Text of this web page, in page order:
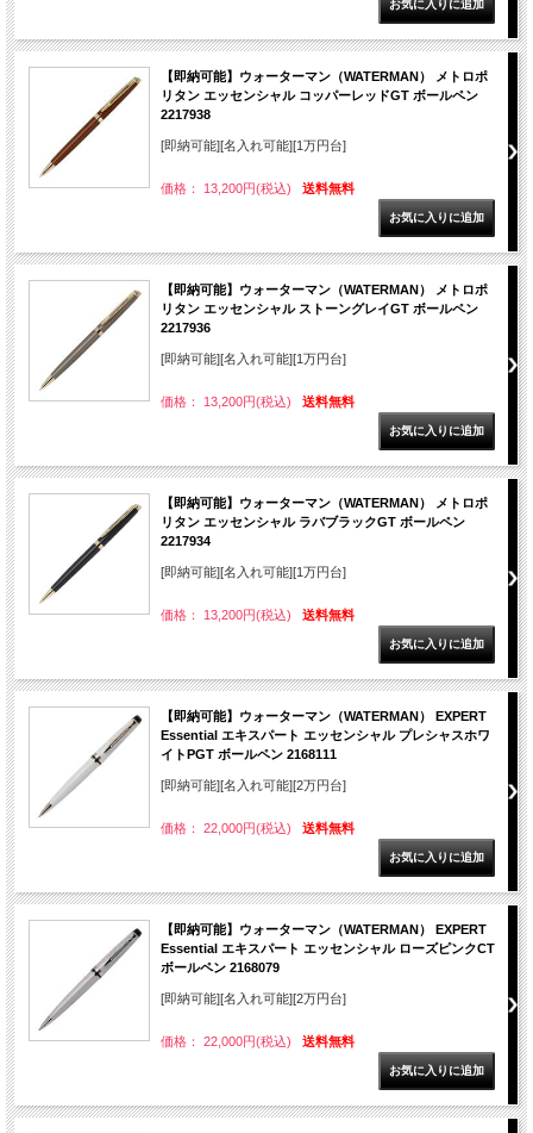
【即納可能】ウォーターマン（WATERMAN） メトロポ
リタン エッセンシャル コッパーレッドGT ボールペン
2217938
[即納可能][名入れ可能][1万円台]
価格： 13,200円(税込) 送料無料
【即納可能】ウォーターマン（WATERMAN） メトロポ
リタン エッセンシャル ストーングレイGT ボールペン
2217936
[即納可能][名入れ可能][1万円台]
価格： 13,200円(税込) 送料無料
【即納可能】ウォーターマン（WATERMAN） メトロポ
リタン エッセンシャル ラバブラックGT ボールペン
2217934
[即納可能][名入れ可能][1万円台]
価格： 13,200円(税込) 送料無料
【即納可能】ウォーターマン（WATERMAN） EXPERT
Essential エキスパート エッセンシャル プレシャスホワ
イトPGT ボールペン 2168111
[即納可能][名入れ可能][2万円台]
価格： 22,000円(税込) 送料無料
【即納可能】ウォーターマン（WATERMAN） EXPERT
Essential エキスパート エッセンシャル ローズピンクCT
ボールペン 2168079
[即納可能][名入れ可能][2万円台]
価格： 22,000円(税込) 送料無料